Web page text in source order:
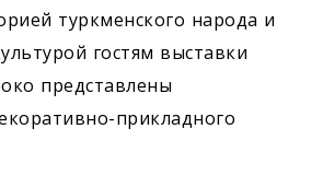
туркменского народа и
гостям выставки
представлены
прикладного